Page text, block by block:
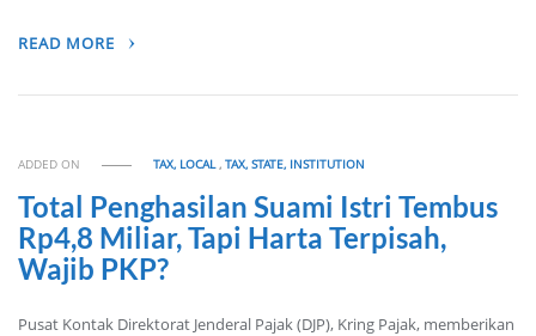
READ MORE
ADDED ON TAX, LOCAL,TAX, STATE, INSTITUTION
Total Penghasilan Suami Istri Tembus
Rp4,8 Miliar, Tapi Harta Terpisah,
Wajib PKP?
Pusat Kontak Direktorat Jenderal Pajak (DJP), Kring Pajak, memberikan